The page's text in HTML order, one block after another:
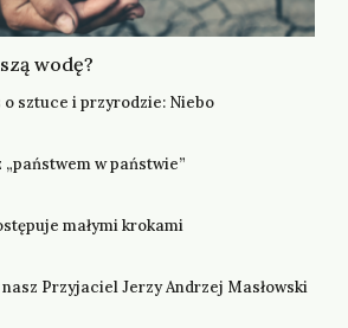
wodę?
o sztuce i przyrodzie: Niebo
„państwem w państwie”
małymi krokami
nasz Przyjaciel Jerzy Andrzej Masłowski